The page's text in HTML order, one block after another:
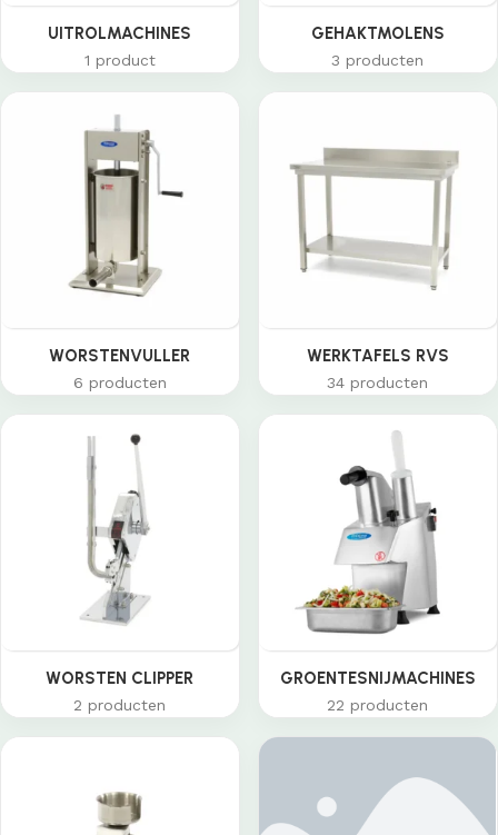
UITROLMACHINES
1 product
GEHAKTMOLENS
3 producten
WORSTENVULLER
6 producten
WERKTAFELS RVS
34 producten
WORSTEN CLIPPER
2 producten
GROENTESNIJMACHINES
22 producten